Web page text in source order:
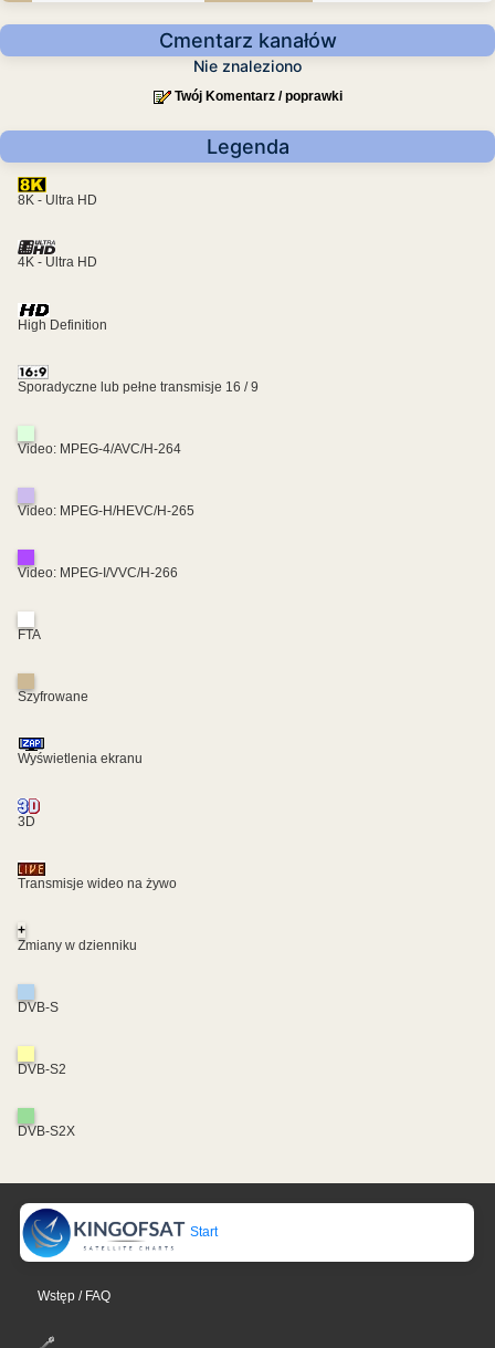
Cmentarz kanałów
Nie znaleziono
Twój Komentarz / poprawki
Legenda
8K - Ultra HD
4K - Ultra HD
High Definition
Sporadyczne lub pełne transmisje 16 / 9
Video: MPEG-4/AVC/H-264
Video: MPEG-H/HEVC/H-265
Video: MPEG-I/VVC/H-266
FTA
Szyfrowane
Wyświetlenia ekranu
3D
Transmisje wideo na żywo
+
Zmiany w dzienniku
DVB-S
DVB-S2
DVB-S2X
Start
Wstęp / FAQ